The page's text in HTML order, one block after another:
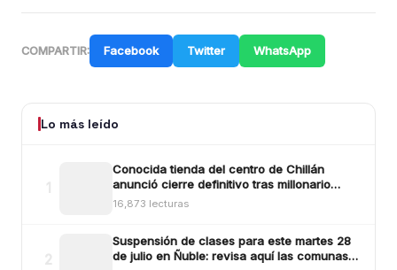
COMPARTIR: Facebook Twitter WhatsApp
Lo más leído
Conocida tienda del centro de Chillán
anunció cierre definitivo tras millonario
robo ocurrido la madrugada del reciente
lunes
16,873 lecturas
Suspensión de clases para este martes 28
de julio en Ñuble: revisa aquí las comunas y